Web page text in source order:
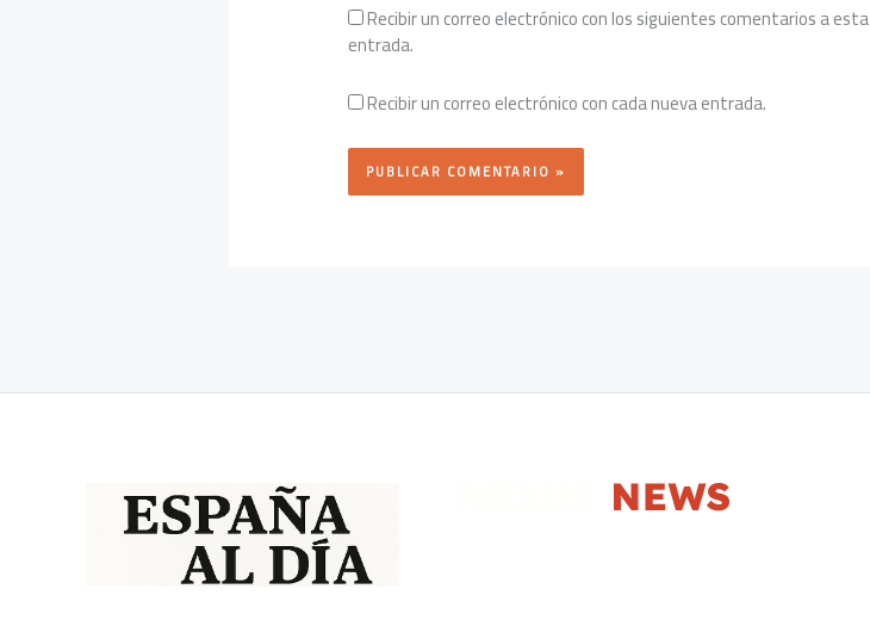
Recibir un correo electrónico con los siguientes comentarios a esta
entrada.
Recibir un correo electrónico con cada nueva entrada.